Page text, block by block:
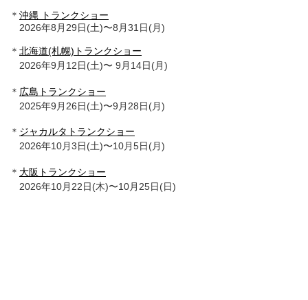
＊ 沖縄 トランクショー
2026年8月29日(土)〜8月31日(月)
＊ 北海道(札幌)トランクショー
2026年9月12日(土)〜 9月14日(月)
＊ 広島トランクショー
2025年9月26日(土)〜9月28日(月)
＊ ジャカルタトランクショー
2026年10月3日(土)〜10月5日(月)
＊ 大阪トランクショー
2026年10月22日(木)〜10月25日(日)